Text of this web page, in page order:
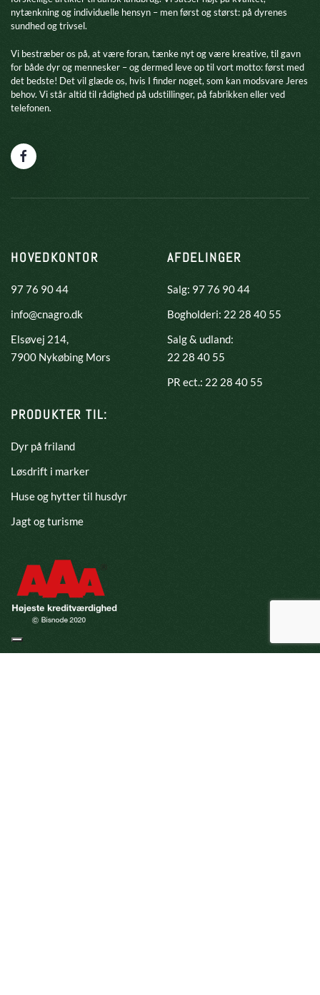
nytænkning og individuelle hensyn – men først og størst: på dyrenes
sundhed og trivsel.
​Vi bestræber os på, at være foran, tænke nyt og være kreative, til gavn
for både dyr og mennesker – og dermed leve op til vort motto: først med
det bedste! Det vil glæde os, hvis I finder noget, som kan modsvare Jeres
behov. Vi står altid til rådighed på udstillinger, på fabrikken eller ved
telefonen.
HOVEDKONTOR
97 76 90 44
info@cnagro.dk
Elsøvej 214,
​7900 Nykøbing Mors
AFDELINGER
Salg: 97 76 90 44
Bogholderi: 22 28 40 55
Salg & udland:
22 28 40 55
PR ect.: 22 28 40 55
PRODUKTER TIL:
Dyr på friland
Løsdrift i marker
Huse og hytter til husdyr
Jagt og turisme